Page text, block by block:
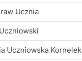
Ucznia
Uczniowska Kornelek